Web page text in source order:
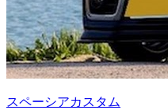
スペーシアカスタム